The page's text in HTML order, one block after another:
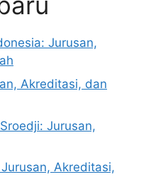
Jurusan,
Akreditasi, dan
Jurusan,
Jurusan, Akreditasi,